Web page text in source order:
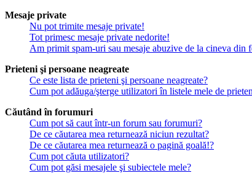
Mesaje private
Nu pot trimite mesaje private!
Tot primesc mesaje private nedorite!
Am primit spam-uri sau mesaje abuzive de la cineva din
Prieteni şi persoane neagreate
Ce este lista de prieteni şi persoane neagreate?
Cum pot adăuga/şterge utilizatori în listele mele de
Căutând în forumuri
Cum pot să caut într-un forum sau forumuri?
De ce căutarea mea returnează niciun rezultat?
De ce căutarea mea returnează o pagină goală!?
Cum pot căuta utilizatori?
Cum pot găsi mesajele şi subiectele mele?